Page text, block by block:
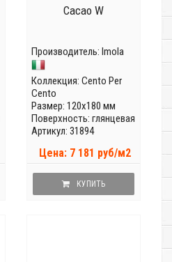
Cacao W
Производитель: Imola
Коллекция: Cento Per
Cento
Размер: 120x180 мм
Поверхность: глянцевая
Артикул: 31894
Цена: 7 181 руб/м2
КУПИТЬ